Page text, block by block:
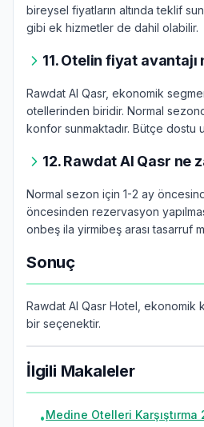
bireysel fiyatların altında teklif
gibi ek hizmetler de dahil olabilir.
11. Otelin fiyat avantajı
Rawdat Al Qasr, ekonomik
otellerinden biridir. Normal
konfor sunmaktadır. Bütçe dostu
12. Rawdat Al Qasr
Normal sezon için 1-2 ay
öncesinden rezervasyon
onbeş ila yirmibeş arası tasarruf
Sonuç
Rawdat Al Qasr Hotel, ekonomik
bir seçenektir.
İlgili Makaleler
•Medine Otelleri Karşıştırma